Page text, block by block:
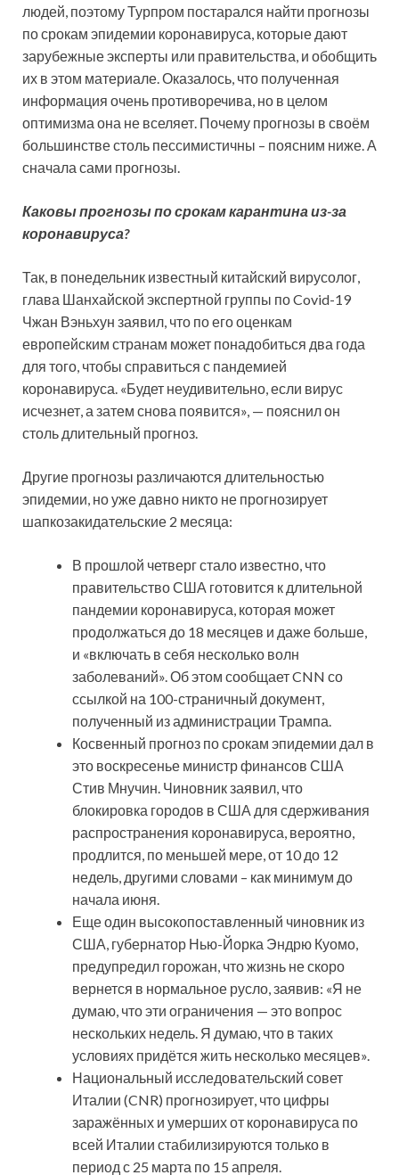
людей, поэтому Турпром постарался найти прогнозы
по срокам эпидемии коронавируса, которые дают
зарубежные эксперты или правительства, и обобщить
их в этом материале. Оказалось, что полученная
информация очень противоречива, но в целом
оптимизма она не вселяет. Почему прогнозы в своём
большинстве столь пессимистичны – поясним ниже. А
сначала сами прогнозы.
Каковы прогнозы по срокам карантина из-за
коронавируса?
Так, в понедельник известный китайский вирусолог,
глава Шанхайской экспертной группы по Covid-19
Чжан Вэньхун заявил, что по его оценкам
европейским странам может понадобиться два года
для того, чтобы справиться с пандемией
коронавируса. «Будет неудивительно, если вирус
исчезнет, а затем снова появится», — пояснил он
столь длительный прогноз.
Другие прогнозы различаются длительностью
эпидемии, но уже давно никто не прогнозирует
шапкозакидательские 2 месяца:
В прошлой четверг стало известно, что
правительство США готовится к длительной
пандемии коронавируса, которая может
продолжаться до 18 месяцев и даже больше,
и «включать в себя несколько волн
заболеваний». Об этом сообщает CNN со
ссылкой на 100-страничный документ,
полученный из администрации Трампа.
Косвенный прогноз по срокам эпидемии дал в
это воскресенье министр финансов США
Стив Мнучин. Чиновник заявил, что
блокировка городов в США для сдерживания
распространения коронавируса, вероятно,
продлится, по меньшей мере, от 10 до 12
недель, другими словами – как минимум до
начала июня.
Еще один высокопоставленный чиновник из
США, губернатор Нью-Йорка Эндрю Куомо,
предупредил горожан, что жизнь не скоро
вернется в нормальное русло, заявив: «Я не
думаю, что эти ограничения — это вопрос
нескольких недель. Я думаю, что в таких
условиях придётся жить несколько месяцев».
Национальный исследовательский совет
Италии (CNR) прогнозирует, что цифры
заражённых и умерших от коронавируса по
всей Италии стабилизируются только в
период с 25 марта по 15 апреля.